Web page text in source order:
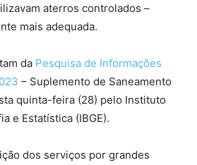
aterros controlados –
mais adequada.
da Pesquisa de Informações
– Suplemento de Saneamento
quinta-feira (28) pelo Instituto
e Estatística (IBGE).
dos serviços por grandes